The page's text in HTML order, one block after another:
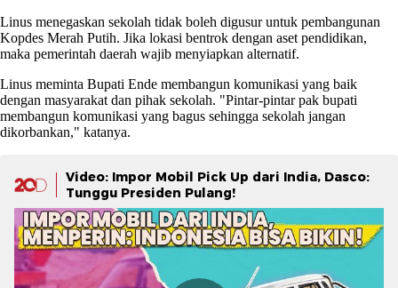
Linus menegaskan sekolah tidak boleh digusur untuk pembangunan
Kopdes Merah Putih. Jika lokasi bentrok dengan aset pendidikan,
maka pemerintah daerah wajib menyiapkan alternatif.
Linus meminta Bupati Ende membangun komunikasi yang baik
dengan masyarakat dan pihak sekolah. "Pintar-pintar pak bupati
membangun komunikasi yang bagus sehingga sekolah jangan
dikorbankan," katanya.
Video: Impor Mobil Pick Up dari India, Dasco:
Tunggu Presiden Pulang!